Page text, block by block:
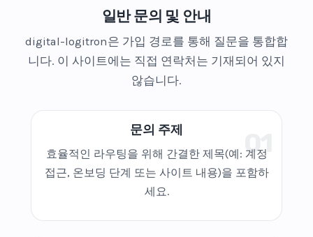
일반 문의 및 안내
digital-logitron은 가입 경로를 통해 질문을 통합합
니다. 이 사이트에는 직접 연락처는 기재되어 있지
않습니다.
01
문의 주제
효율적인 라우팅을 위해 간결한 제목(예: 계정
접근, 온보딩 단계 또는 사이트 내용)을 포함하
세요.